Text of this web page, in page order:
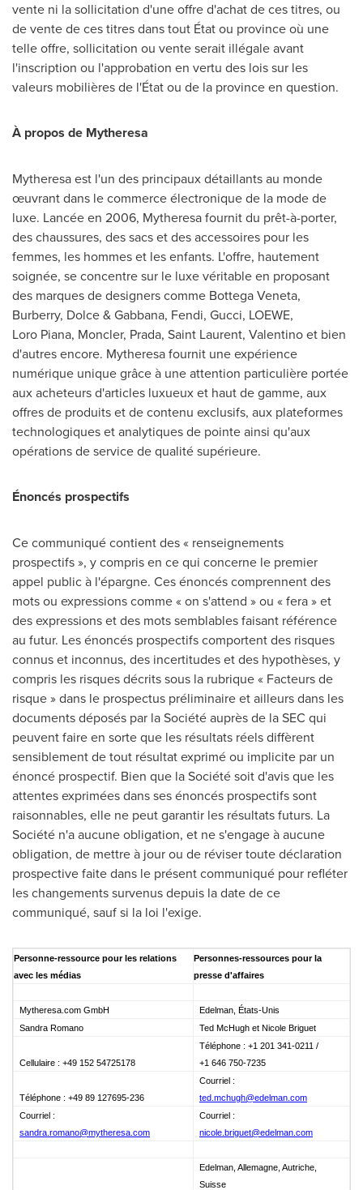
vente ni la sollicitation d'une offre d'achat de ces titres, ou
de vente de ces titres dans tout État ou province où une
telle offre, sollicitation ou vente serait illégale avant
l'inscription ou l'approbation en vertu des lois sur les
valeurs mobilières de l'État ou de la province en question.
À propos de Mytheresa
Mytheresa est l'un des principaux détaillants au monde
œuvrant dans le commerce électronique de la mode de
luxe. Lancée en 2006, Mytheresa fournit du prêt-à-porter,
des chaussures, des sacs et des accessoires pour les
femmes, les hommes et les enfants. L'offre, hautement
soignée, se concentre sur le luxe véritable en proposant
des marques de designers comme Bottega Veneta,
Burberry, Dolce & Gabbana, Fendi, Gucci, LOEWE,
Loro Piana, Moncler, Prada, Saint Laurent, Valentino et bien
d'autres encore. Mytheresa fournit une expérience
numérique unique grâce à une attention particulière portée
aux acheteurs d'articles luxueux et haut de gamme, aux
offres de produits et de contenu exclusifs, aux plateformes
technologiques et analytiques de pointe ainsi qu'aux
opérations de service de qualité supérieure.
Énoncés prospectifs
Ce communiqué contient des « renseignements
prospectifs », y compris en ce qui concerne le premier
appel public à l'épargne. Ces énoncés comprennent des
mots ou expressions comme « on s'attend » ou « fera » et
des expressions et des mots semblables faisant référence
au futur. Les énoncés prospectifs comportent des risques
connus et inconnus, des incertitudes et des hypothèses, y
compris les risques décrits sous la rubrique « Facteurs de
risque » dans le prospectus préliminaire et ailleurs dans les
documents déposés par la Société auprès de la SEC qui
peuvent faire en sorte que les résultats réels diffèrent
sensiblement de tout résultat exprimé ou implicite par un
énoncé prospectif. Bien que la Société soit d'avis que les
attentes exprimées dans ses énoncés prospectifs sont
raisonnables, elle ne peut garantir les résultats futurs. La
Société n'a aucune obligation, et ne s'engage à aucune
obligation, de mettre à jour ou de réviser toute déclaration
prospective faite dans le présent communiqué pour refléter
les changements survenus depuis la date de ce
communiqué, sauf si la loi l'exige.
Personne-ressource pour les relations
avec les médias
Personnes-ressources pour la
presse d'affaires
Mytheresa.com GmbH
Edelman, États-Unis
Sandra Romano
Ted McHugh et Nicole Briguet
Cellulaire : +49 152 54725178
Téléphone : +1 201 341-0211 /
+1 646 750-7235
Téléphone : +49 89 127695-236
Courriel :
ted.mchugh@edelman.com
Courriel :
sandra.romano@mytheresa.com
Courriel :
nicole.briguet@edelman.com
Edelman, Allemagne, Autriche,
Suisse